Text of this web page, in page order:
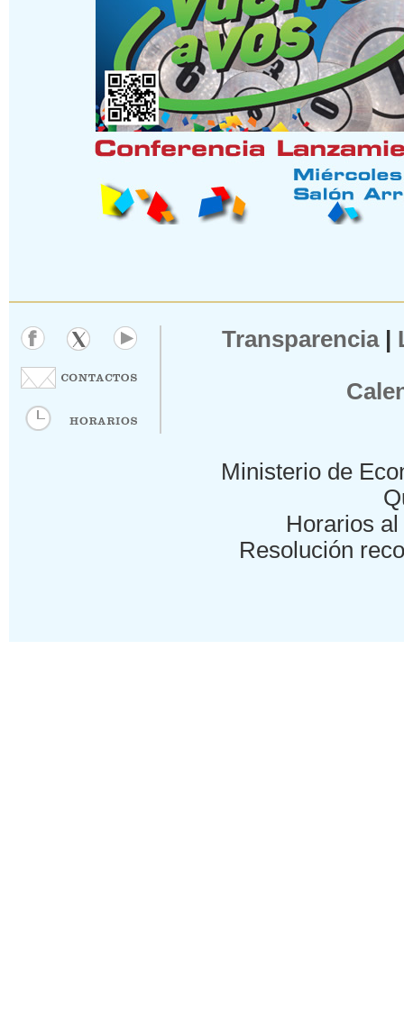
Transparencia|
Ministerio de
Horarios
Resolución